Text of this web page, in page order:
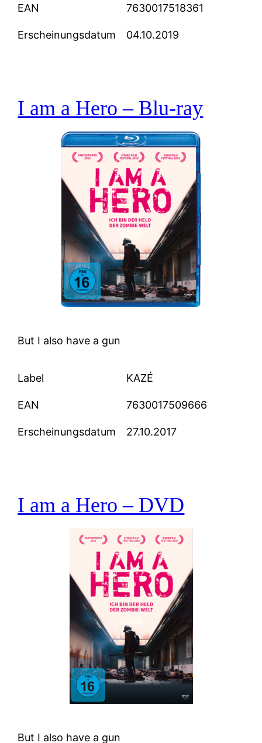
EAN 7630017518361
Erscheinungsdatum 04.10.2019
I am a Hero – Blu-ray
But I also have a gun
Label KAZÉ
EAN 7630017509666
Erscheinungsdatum 27.10.2017
I am a Hero – DVD
But I also have a gun